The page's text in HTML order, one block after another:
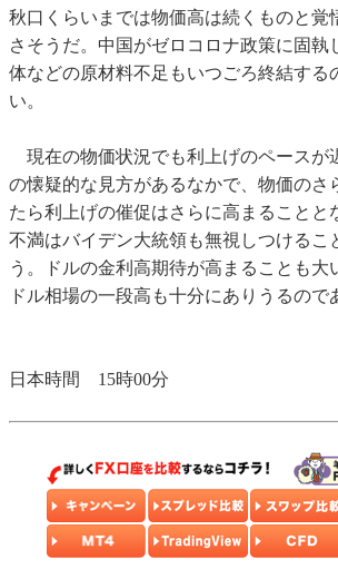
秋口くらいまでは物価高は続くものと覚
さそうだ。中国がゼロコロナ政策に固執
体などの原材料不足もいつごろ終結する
い。
現在の物価状況でも利上げのペースが
の懐疑的な見方があるなかで、物価のさ
たら利上げの催促はさらに高まることと
不満はバイデン大統領も無視しつけるこ
う。ドルの金利高期待が高まることも大
ドル相場の一段高も十分にありうるので
日本時間 15時00分